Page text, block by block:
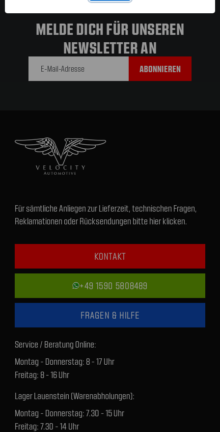
MELDE DICH FÜR UNSEREN
NEWSLETTER AN
Für sämtliche Anliegen zur Lieferzeit, technischen Fragen,
Reklamationen oder Rücksendungen bitte hier klicken.
KONTAKT
+49 1590 5808489
FRAGEN & HILFE
Service / Beratung Online:
Montag - Donnerstag: 8 - 17 Uhr
Freitag: 8 - 16 Uhr
Lager Lauenstein (Warenabholungen):
Montag - Donnerstag: 7.30 - 15 Uhr
Freitag: 7.30 - 14 Uhr